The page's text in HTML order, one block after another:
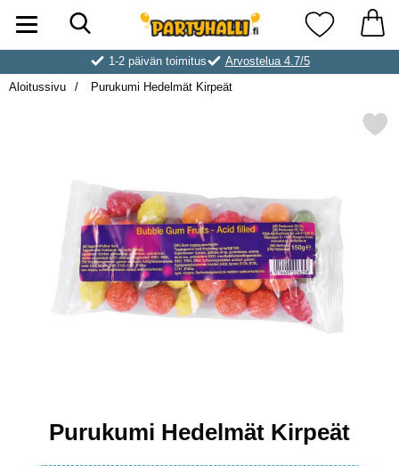
Ostoskori laajennettu Partyhallen AB
Suosikkini
1-2 päivän toimitus
Arvostelua 4.7/5
Aloitussivu
Purukumi Hedelmät Kirpeät
Merkitse purukumi
Purukumi Hedelmät Kirpeät